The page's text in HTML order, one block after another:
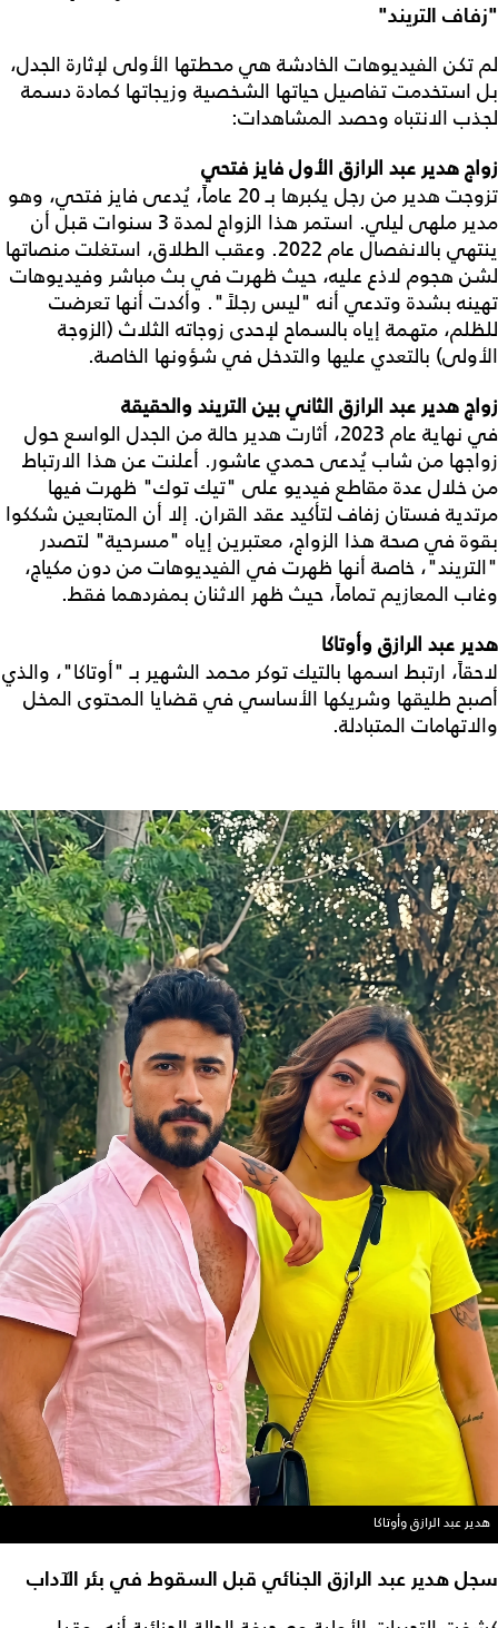
"زفاف التريند"
لم تكن الفيديوهات الخادشة هي محطتها الأولى لإثارة الجدل،
بل استخدمت تفاصيل حياتها الشخصية وزيجاتها كمادة دسمة
لجذب الانتباه وحصد المشاهدات:
زواج هدير عبد الرازق الأول فايز فتحي
تزوجت هدير من رجل يكبرها بـ 20 عاماً، يُدعى فايز فتحي، وهو
مدير ملهى ليلي. استمر هذا الزواج لمدة 3 سنوات قبل أن
ينتهي بالانفصال عام 2022. وعقب الطلاق، استغلت منصاتها
لشن هجوم لاذع عليه، حيث ظهرت في بث مباشر وفيديوهات
تهينه بشدة وتدعي أنه "ليس رجلاً". وأكدت أنها تعرضت
للظلم، متهمة إياه بالسماح لإحدى زوجاته الثلاث (الزوجة
الأولى) بالتعدي عليها والتدخل في شؤونها الخاصة.
زواج هدير عبد الرازق الثاني بين التريند والحقيقة
في نهاية عام 2023، أثارت هدير حالة من الجدل الواسع حول
زواجها من شاب يُدعى حمدي عاشور. أعلنت عن هذا الارتباط
من خلال عدة مقاطع فيديو على "تيك توك" ظهرت فيها
مرتدية فستان زفاف لتأكيد عقد القران. إلا أن المتابعين شككوا
بقوة في صحة هذا الزواج، معتبرين إياه "مسرحية" لتصدر
"التريند"، خاصة أنها ظهرت في الفيديوهات من دون مكياج،
وغاب المعازيم تماماً، حيث ظهر الاثنان بمفردهما فقط.
هدير عبد الرازق وأوتاكا
لاحقاً، ارتبط اسمها بالتيك توكر محمد الشهير بـ "أوتاكا"، والذي
أصبح طليقها وشريكها الأساسي في قضايا المحتوى المخل
والاتهامات المتبادلة.
هدير عبد الرازق وأوتاكا
سجل هدير عبد الرازق الجنائي قبل السقوط في بئر الآداب